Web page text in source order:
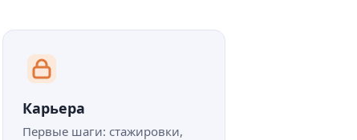
Карьера
Первые шаги: стажировки,